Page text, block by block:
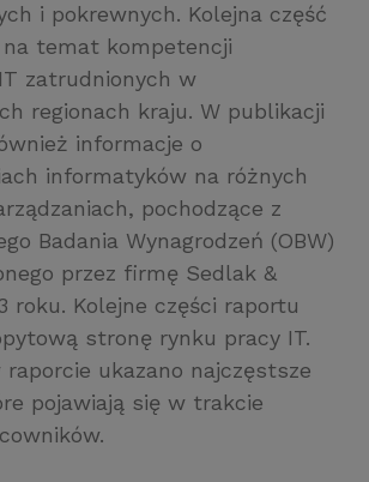
i pokrewnych. Kolejna część
na temat kompetencji
zatrudnionych w
regionach kraju. W publikacji
informacje o
informatyków na różnych
pochodzące z
Badania Wynagrodzeń (OBW)
przez firmę Sedlak &
roku. Kolejne części raportu
stronę rynku pracy IT.
raporcie ukazano najczęstsze
pojawiają się w trakcie